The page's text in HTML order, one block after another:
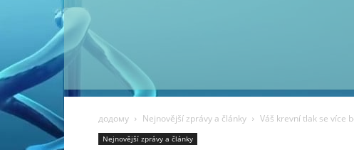
додому Nejnovější zprávy a články Váš krevní tlak se více
Nejnovější zprávy a články